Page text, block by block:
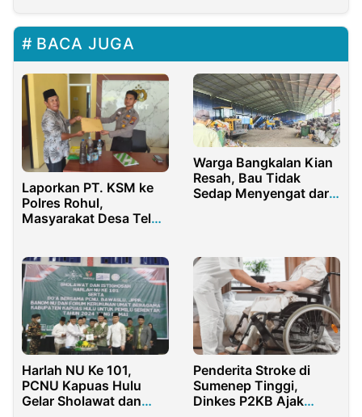
BACA JUGA
Laporkan PT. KSM ke
Polres Rohul,
Masyarakat Desa Teluk
Operasional PKS
Warga Bangkalan Kian
Resah, Bau Tidak
Sedap Menyengat dari
Harlah NU Ke 101,
PCNU Kapuas Hulu
Gelar Sholawat dan
Penderita Stroke di
Sumenep Tinggi,
Dinkes P2KB Ajak